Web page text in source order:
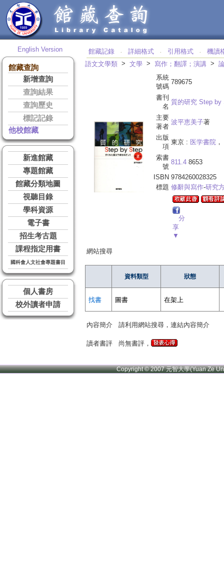
English Version
館藏查詢
新增查詢
查詢結果
查詢歷史
標記記錄
他校館藏
新進館藏
專題館藏
館藏分類地圖
視聽目錄
學科資源
電子書
招生考古題
課程指定用書
國科會人文社會專題書目
個人書房
校外讀者申請
館藏記錄 ‧ 詳細格式 ‧ 引用格式 ‧
機讀
語文文學類 > 文學 > 寫作；翻譯；演講 >
系統
號碼
789675
書刊
名
質的研究 Step by
主要
著者
波平恵美子著
出版
項
東京 : 医学書院
索書
號
811.4 8653
ISBN 9784260028325
標題 修辭與寫作-研究
分
享
▼
網站搜尋
資料類型 狀態
找書 圖書 在架上
內容簡介 請利用網站搜尋，連結內容簡介
讀者書評 尚無書評，
Copyright © 2007 元智大學(Yuan Ze